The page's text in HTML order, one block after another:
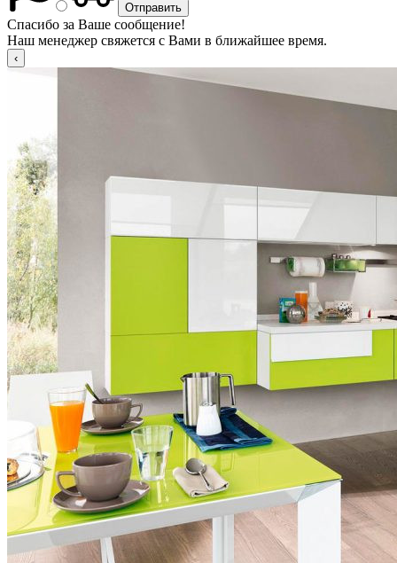
Спасибо за Ваше сообщение!
Наш менеджер свяжется с Вами в ближайшее время.